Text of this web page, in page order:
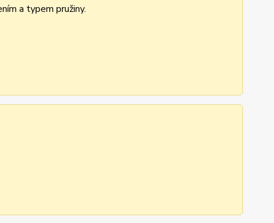
a typem pružiny.